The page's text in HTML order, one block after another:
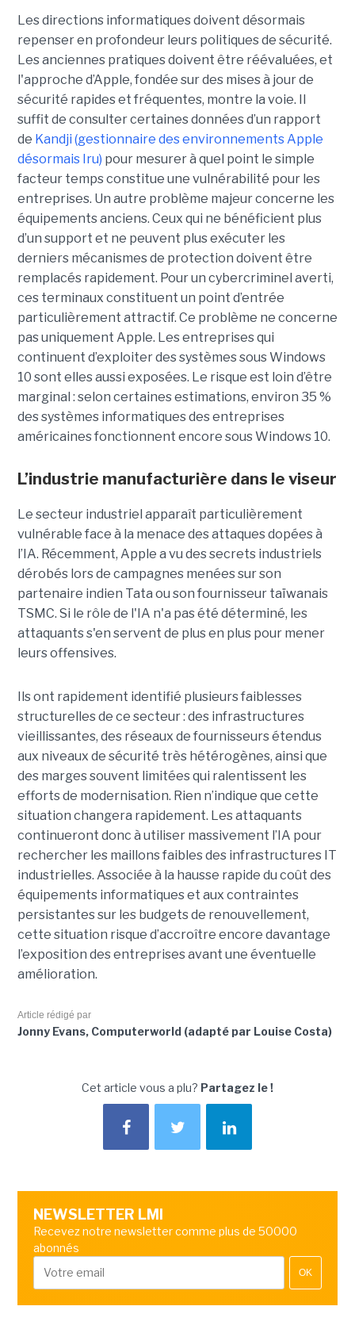
Les directions informatiques doivent désormais
repenser en profondeur leurs politiques de sécurité.
Les anciennes pratiques doivent être réévaluées, et
l'approche d’Apple, fondée sur des mises à jour de
sécurité rapides et fréquentes, montre la voie. Il
suffit de consulter certaines données d’un rapport
de Kandji (gestionnaire des environnements Apple
désormais Iru) pour mesurer à quel point le simple
facteur temps constitue une vulnérabilité pour les
entreprises. Un autre problème majeur concerne les
équipements anciens. Ceux qui ne bénéficient plus
d’un support et ne peuvent plus exécuter les
derniers mécanismes de protection doivent être
remplacés rapidement. Pour un cybercriminel averti,
ces terminaux constituent un point d’entrée
particulièrement attractif. Ce problème ne concerne
pas uniquement Apple. Les entreprises qui
continuent d’exploiter des systèmes sous Windows
10 sont elles aussi exposées. Le risque est loin d’être
marginal : selon certaines estimations, environ 35 %
des systèmes informatiques des entreprises
américaines fonctionnent encore sous Windows 10.
L’industrie manufacturière dans le viseur
Le secteur industriel apparaît particulièrement
vulnérable face à la menace des attaques dopées à
l’IA. Récemment, Apple a vu des secrets industriels
dérobés lors de campagnes menées sur son
partenaire indien Tata ou son fournisseur taïwanais
TSMC. Si le rôle de l'IA n'a pas été déterminé, les
attaquants s'en servent de plus en plus pour mener
leurs offensives.
Ils ont rapidement identifié plusieurs faiblesses
structurelles de ce secteur : des infrastructures
vieillissantes, des réseaux de fournisseurs étendus
aux niveaux de sécurité très hétérogènes, ainsi que
des marges souvent limitées qui ralentissent les
efforts de modernisation. Rien n’indique que cette
situation changera rapidement. Les attaquants
continueront donc à utiliser massivement l’IA pour
rechercher les maillons faibles des infrastructures IT
industrielles. Associée à la hausse rapide du coût des
équipements informatiques et aux contraintes
persistantes sur les budgets de renouvellement,
cette situation risque d’accroître encore davantage
l’exposition des entreprises avant une éventuelle
amélioration.
Article rédigé par
Jonny Evans, Computerworld (adapté par Louise Costa)
Cet article vous a plu? Partagez le !
NEWSLETTER LMI
Recevez notre newsletter comme plus de 50000
abonnés
OK